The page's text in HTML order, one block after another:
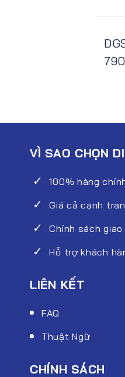
VÌ SAO CHỌN
100% hàng
Giá cả cạnh
Chính sách
Hỗ trợ khách
LIÊN KẾT
FAQ
Thuật Ngữ
CHÍNH SÁCH